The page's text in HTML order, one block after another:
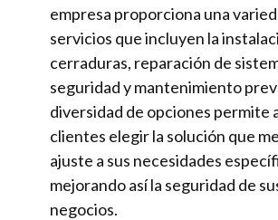
empresa proporciona una
servicios que incluyen la
cerraduras, reparación de
seguridad y mantenimiento
diversidad de opciones permite
clientes elegir la solución que
ajuste a sus necesidades
mejorando así la seguridad de
negocios.